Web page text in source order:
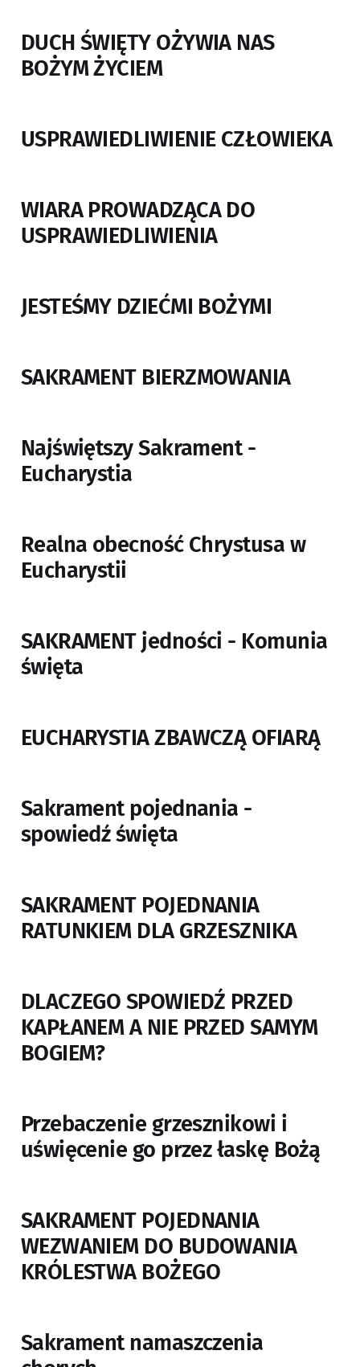
DUCH ŚWIĘTY OŻYWIA NAS
BOŻYM ŻYCIEM
USPRAWIEDLIWIENIE CZŁOWIEKA
WIARA PROWADZĄCA DO
USPRAWIEDLIWIENIA
JESTEŚMY DZIEĆMI BOŻYMI
SAKRAMENT BIERZMOWANIA
Najświętszy Sakrament -
Eucharystia
Realna obecność Chrystusa w
Eucharystii
SAKRAMENT jedności - Komunia
święta
EUCHARYSTIA ZBAWCZĄ OFIARĄ
Sakrament pojednania -
spowiedź święta
SAKRAMENT POJEDNANIA
RATUNKIEM DLA GRZESZNIKA
DLACZEGO SPOWIEDŹ PRZED
KAPŁANEM A NIE PRZED SAMYM
BOGIEM?
Przebaczenie grzesznikowi i
uświęcenie go przez łaskę Bożą
SAKRAMENT POJEDNANIA
WEZWANIEM DO BUDOWANIA
KRÓLESTWA BOŻEGO
Sakrament namaszczenia